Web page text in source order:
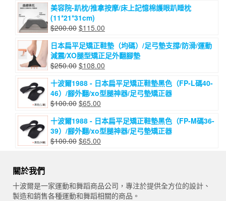
美容院-趴枕/推拿按摩/床上記憶棉護眼趴睡枕
(11*21*31cm)
$200.00 原
價
格：
$200.00。
$115.00
價
格：
$115.00。
日本扁平足矯正鞋墊（均碼）/足弓墊支撐/防滑/運動
減震/XO腿型矯正足外翻腳墊
$250.00 原
價
格：
$250.00。
$108.00
價
格：
十波爾1988 - 日本扁平足矯正鞋墊黑色（FP-L碼40-
46）/腳外翻/xo型腿神器/足弓墊矯正器
$100.00 原
價
格：
$100.00。
$65.00
價
格：
$65.00。
十波爾1988 - 日本扁平足矯正鞋墊黑色（FP-M碼36-
39）/腳外翻/xo型腿神器/足弓墊矯正器
$100.00 原
$100.00。
$65.00
$65.00。
關於我們
十波爾是一家運動和舞蹈商品公司，專注於提供全方位的設計、
製造和銷售各種運動和舞蹈相關的商品。